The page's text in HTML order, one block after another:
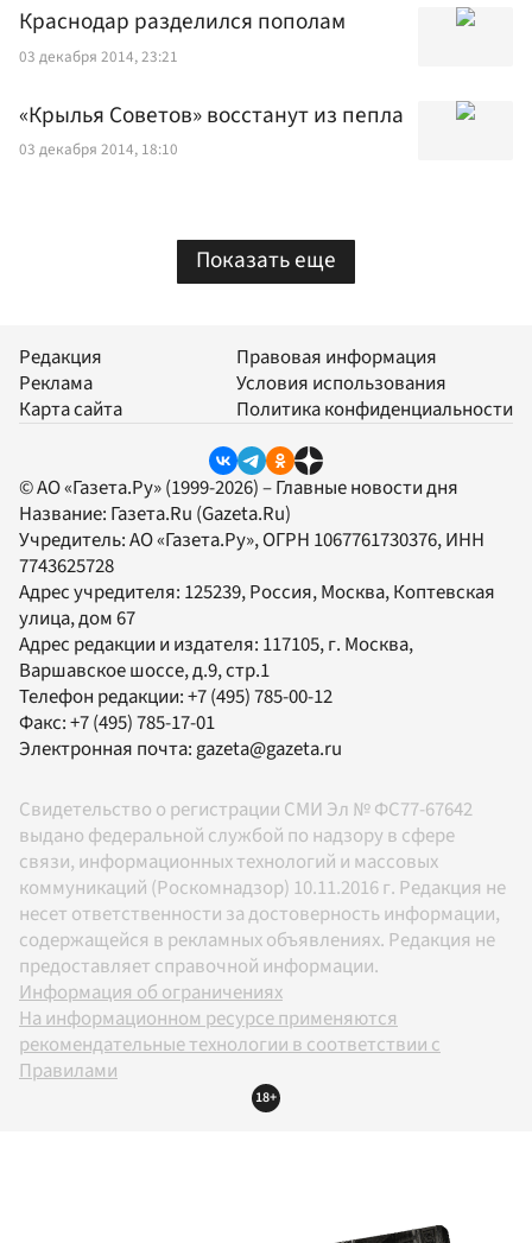
Краснодар разделился пополам
03 декабря 2014, 23:21
«Крылья Советов» восстанут из пепла
03 декабря 2014, 18:10
Показать еще
Редакция
Реклама
Карта сайта
Правовая информация
Условия использования
Политика конфиденциальности
© АО «Газета.Ру» (1999-2026) – Главные новости дня
Название: Газета.Ru (Gazeta.Ru)
Учредитель:АО «Газета.Ру», ОГРН 1067761730376, ИНН
7743625728
Адрес учредителя: 125239, Россия, Москва, Коптевская
улица, дом 67
Адрес редакции и издателя: 117105, г. Москва,
Варшавское шоссе, д.9, стр.1
Телефон редакции:+7 (495) 785-00-12
Факс:+7 (495) 785-17-01
Электронная почта:gazeta@gazeta.ru
Свидетельство о регистрации СМИ Эл № ФС77-67642
выдано федеральной службой по надзору в сфере
связи, информационных технологий и массовых
коммуникаций (Роскомнадзор) 10.11.2016 г. Редакция не
несет ответственности за достоверность информации,
содержащейся в рекламных объявлениях. Редакция не
предоставляет справочной информации.
Информация об ограничениях
На информационном ресурсе применяются
рекомендательные технологии в соответствии с
Правилами
18+